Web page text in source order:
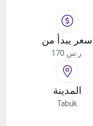
سعر يبدأ من
170 ر.س.
المدينة
Tabuk